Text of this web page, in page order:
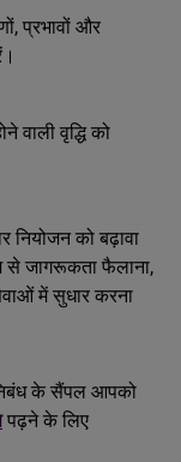
प्रभावों और
वाली वृद्धि को
नियोजन को बढ़ावा
से जागरूकता फैलाना,
में सुधार करना
के सैंपल आपको
पढ़ने के लिए